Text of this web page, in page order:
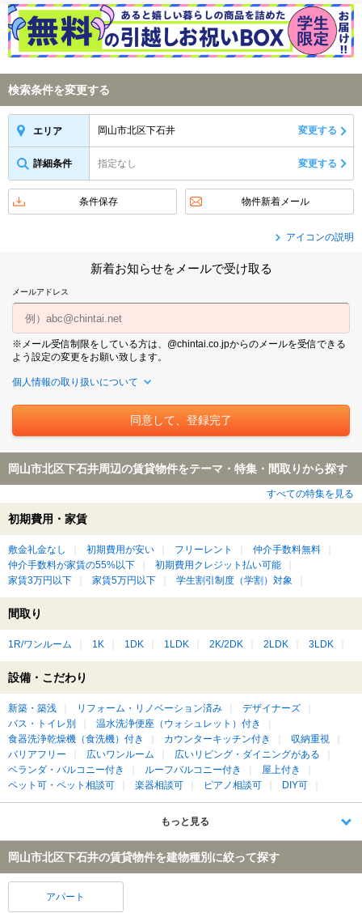
検索条件を変更する
エリア 岡山市北区下石井 変更する
詳細条件 指定なし 変更する
条件保存 物件新着メール
アイコンの説明
新着お知らせをメールで受け取る
メールアドレス
※メール受信制限をしている方は、@chintai.co.jpからのメールを受信できる
よう設定の変更をお願い致します。
個人情報の取り扱いについて
岡山市北区下石井周辺の賃貸物件をテーマ・特集・間取りから探す
すべての特集を見る
初期費用・家賃
敷金礼金なし 初期費用が安い フリーレント
仲介手数料無料
仲介手数料が家賃の55%以下
初期費用クレジット払い可能
家賃3万円以下
家賃5万円以下 学生割引制度（学割）対象
間取り
1R/ワンルーム 1K 1DK 1LDK 2K/2DK 2LDK 3LDK
設備・こだわり
新築・築浅 リフォーム・リノベーション済み
デザイナーズ
バス・トイレ別
温水洗浄便座（ウォシュレット）付き
食器洗浄乾燥機（食洗機）付き
カウンターキッチン付き
収納重視
バリアフリー
広いワンルーム
広いリビング・ダイニングがある
ベランダ・バルコニー付き
ルーフバルコニー付き
屋上付き
ペット可・ペット相談可
楽器相談可 ピアノ相談可 DIY可
もっと見る
岡山市北区下石井の賃貸物件を建物種別に絞って探す
アパート